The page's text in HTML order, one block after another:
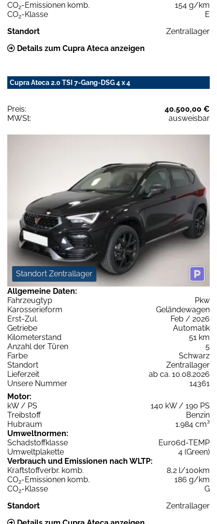
CO2-Emissionen komb.
154 g/km
CO2-Klasse
E
Standort
Zentrallager
Details zum Cupra Ateca anzeigen
Cupra Ateca 2.0 TSI 7-Gang-DSG 4 x 4
Preis:
40.500,00 €
MWSt:
ausweisbar
Standort Zentrallager
Allgemeine Daten:
Fahrzeugtyp
Pkw
Karosserieform
Geländewagen
Erst-Zul.
Feb / 2026
Getriebe
Automatik
Kilometerstand
51 km
Anzahl der Türen
5
Farbe
Schwarz
Standort
Zentrallager
Lieferzeit
ab ca. 10.08.2026
Unsere Nummer
14361
Motor:
kW / PS
140 kW / 190 PS
Treibstoff
Benzin
Hubraum
1.984 cm³
Umweltnormen:
Schadstoffklasse
Euro6d-TEMP
Umweltplakette
4 (Green)
Verbrauch und Emissionen nach WLTP:
Kraftstoffverbr. komb.
8,2 l/100km
CO2-Emissionen komb.
186 g/km
CO2-Klasse
G
Standort
Zentrallager